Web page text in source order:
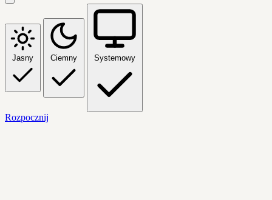
Jasny Ciemny Systemowy
Rozpocznij